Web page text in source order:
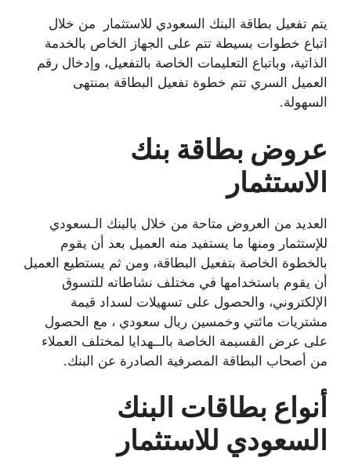
يتم تفعيل بطاقة البنك السعودي للاستثمار من خلال
اتباع خطوات بسيطة تتم على الجهاز الخاص بالخدمة
الذاتية، وباتباع التعليمات الخاصة بالتفعيل، وإدخال رقم
العميل السري تتم خطوة تفعيل البطاقة بمنتهى
السهولة.
عروض بطاقة بنك
الاستثمار
العديد من العروض متاحة من خلال بالبنك الـسعودي
للإستثمار ومنها ما يستفيد منه العميل بعد أن يقوم
بالخطوة الخاصة بتفعيل البطاقة، ومن ثم يستطيع العميل
أن يقوم باستخدامها في مختلف نشاطاته للتسوق
الإلكتروني، والحصول على تسهيلات لسداد قيمة
مشتريات مائتي وخمسين ريال سعودي ، مع الحصول
على عرض القسيمة الخاصة بالــهدايا لمختلف العملاء
من أصحاب البطاقة المصرفية الصادرة عن البنك.
أنواع بطاقات البنك
السعودي للاستثمار